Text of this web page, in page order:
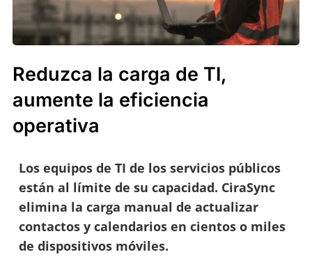
Reduzca la carga de TI,
aumente la eficiencia
operativa
Los equipos de TI de los servicios públicos
están al límite de su capacidad. CiraSync
elimina la carga manual de actualizar
contactos y calendarios en cientos o miles
de dispositivos móviles.